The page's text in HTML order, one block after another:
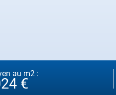
au m2 :
€